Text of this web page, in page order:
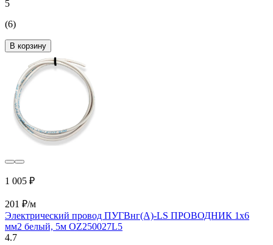
5
(6)
В корзину
1 005 ₽
201 ₽/м
Электрический провод ПУГВнг(А)-LS ПРОВОДНИК 1x6
мм2 белый, 5м OZ250027L5
4.7